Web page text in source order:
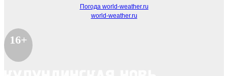
Погода world-weather.ru
world-weather.ru
16+